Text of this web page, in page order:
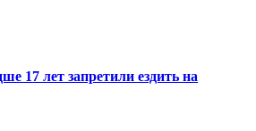
17 лет запретили ездить на